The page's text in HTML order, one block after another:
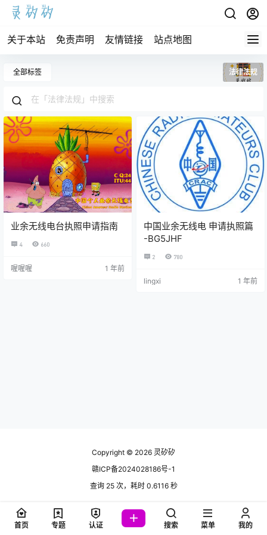
关于本站 免责声明 友情链接 站点地图
全部标签 法律法规
业余无线电台执照申请指南
4 660
喔喔喔 1 年前
中国业余无线电 申请执照篇
-BG5JHF
2 780
lingxi 1 年前
Copyright © 2026 灵矽矽
赣ICP备2024028186号-1
查询 25 次，耗时 0.6116 秒
首页 专题 认证 搜索 菜单 我的